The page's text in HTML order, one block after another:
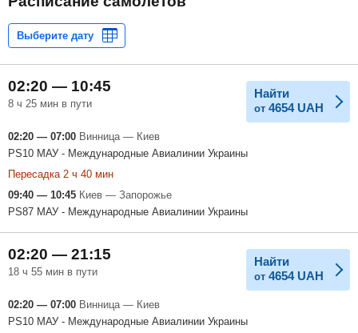
02:20 — 10:45
8 ч 25 мин в пути
Найти
от 4654 UAH
02:20 — 07:00 Винница — Киев
PS10 МАУ - Международные Авиалинии Украины
Пересадка 2 ч 40 мин
09:40 — 10:45 Киев — Запорожье
PS87 МАУ - Международные Авиалинии Украины
02:20 — 21:15
18 ч 55 мин в пути
Найти
от 4654 UAH
02:20 — 07:00 Винница — Киев
PS10 МАУ - Международные Авиалинии Украины